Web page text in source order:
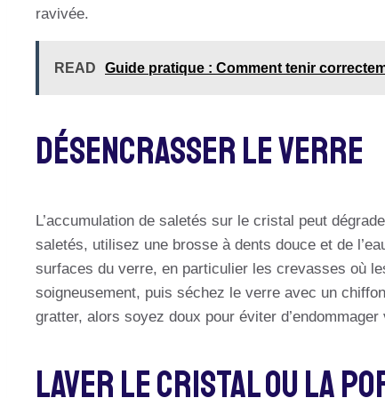
ravivée.
READ Guide pratique : Comment tenir
Désencrasser Le Verre
L’accumulation de saletés sur le cristal peut
saletés, utilisez une brosse à dents douce et de
surfaces du verre, en particulier les crevasses où
soigneusement, puis séchez le verre avec un
gratter, alors soyez doux pour éviter
Laver Le Cristal Ou La